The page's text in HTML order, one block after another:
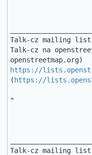
Talk-cz mailing list
Talk-cz na
https://
( https://
"
Talk-cz mailing list